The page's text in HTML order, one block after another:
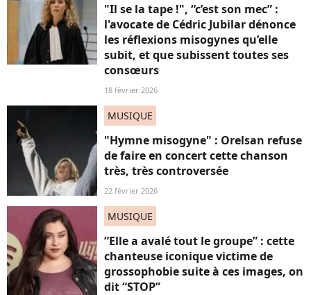
"Il se la tape !", “c’est son mec” :
l'avocate de Cédric Jubilar dénonce
les réflexions misogynes qu’elle
subit, et que subissent toutes ses
consœurs
18 février 2026
MUSIQUE
"Hymne misogyne" : Orelsan refuse
de faire en concert cette chanson
très, très controversée
22 février 2026
MUSIQUE
“Elle a avalé tout le groupe” : cette
chanteuse iconique victime de
grossophobie suite à ces images, on
dit “STOP”